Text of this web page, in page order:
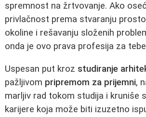
spremnost na žrtvovanje. Ako
privlačnost prema stvaranju
okoline i rešavanju složenih
onda je ovo prava profesija za
Uspesan put kroz studiranje
pažljivom pripremom za prijemni,
marljiv rad tokom studija i kruniše
karijere koja može biti izuzetno